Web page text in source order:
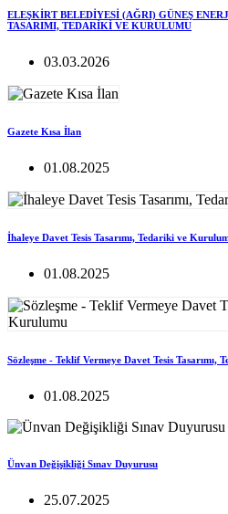
ELEŞKİRT BELEDİYESİ (AĞRI) GÜNEŞ
TASARIMI, TEDARİKİ VE KURULUMU
03.03.2026
Gazete Kısa İlan
01.08.2025
İhaleye Davet Tesis Tasarımı, Tedariki ve
01.08.2025
Sözleşme - Teklif Vermeye Davet Tesis Tasarımı,
01.08.2025
Ünvan Değişikliği Sınav Duyurusu
25.07.2025